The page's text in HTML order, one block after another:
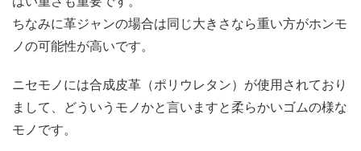
ちなみに革ジャンの場合は同じ大きさなら重い方がホンモ
ノの可能性が高いです。
ニセモノには合成皮革（ポリウレタン）が使用されており
まして、どういうモノかと言いますと柔らかいゴムの様な
モノです。